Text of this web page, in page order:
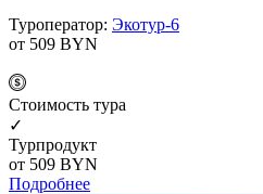
Туроператор: Экотур-6
от 509 BYN
Cтоимость тура
✓
Турпродукт
от 509 BYN
Подробнее